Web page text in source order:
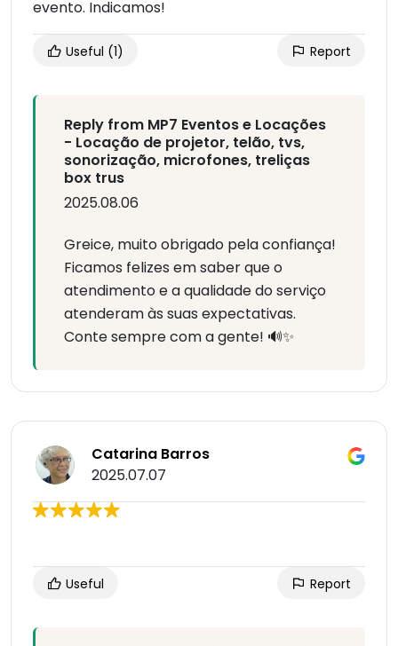
evento. Indicamos!
Useful (1) Report
Reply from MP7 Eventos e Locações
- Locação de projetor, telão, tvs,
sonorização, microfones, treliças
box trus
2025.08.06
Greice, muito obrigado pela confiança!
Ficamos felizes em saber que o
atendimento e a qualidade do serviço
atenderam às suas expectativas.
Conte sempre com a gente! 🔊✨
Catarina Barros
2025.07.07
Useful Report